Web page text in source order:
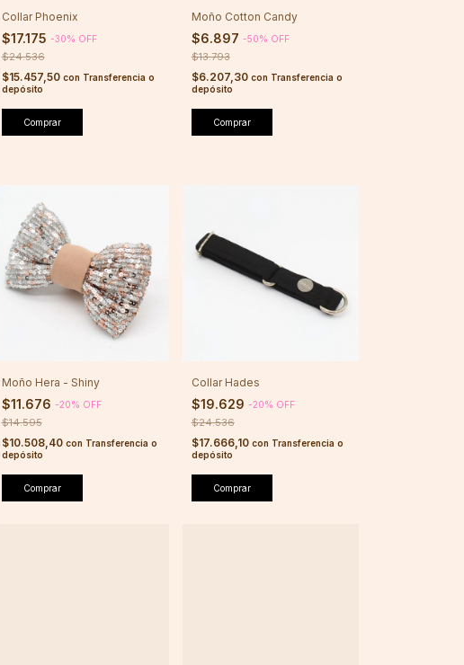
Collar Phoenix
$17.175 -30% OFF
$24.536
$15.457,50 con Transferencia o
depósito
Comprar
Moño Cotton Candy
$6.897 -50% OFF
$13.793
$6.207,30 con Transferencia o
depósito
Comprar
Moño Hera - Shiny
$11.676 -20% OFF
$14.595
$10.508,40 con Transferencia o
depósito
Comprar
Collar Hades
$19.629 -20% OFF
$24.536
$17.666,10 con Transferencia o
depósito
Comprar